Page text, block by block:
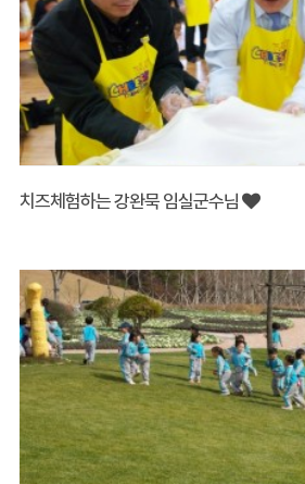
치즈체험하는 강완묵 임실군수님